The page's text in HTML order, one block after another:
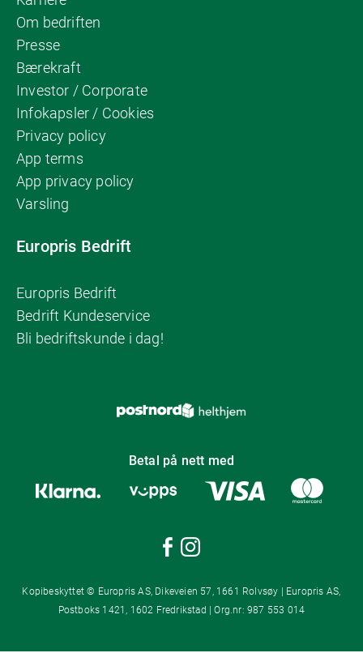
Om bedriften
Presse
Bærekraft
Investor / Corporate
Infokapsler / Cookies
Privacy policy
App terms
App privacy policy
Varsling
Europris Bedrift
Europris Bedrift
Bedrift Kundeservice
Bli bedriftskunde i dag!
Betal på nett med
Kopibeskyttet © Europris AS, Dikeveien 57, 1661 Rolvsøy | Europris AS,
Postboks 1421, 1602 Fredrikstad | Org.nr: 987 553 014